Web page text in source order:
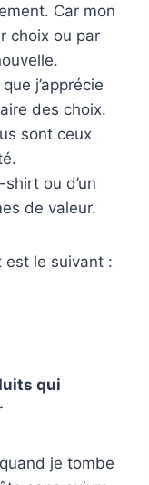
Car mon
choix ou par
j’apprécie
des choix.
sont ceux
shirt ou d’un
de valeur.
est le suivant :
qui
je tombe